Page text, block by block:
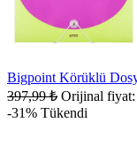
Bigpoint Körüklü
397,99₺ Orijinal fiyat:
-31% Tükendi